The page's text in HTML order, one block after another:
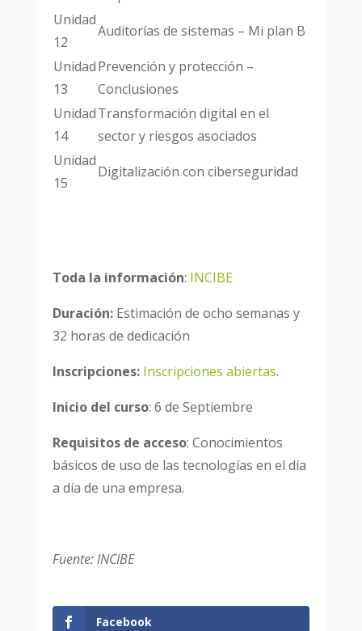
Unidad
12
Auditorías de sistemas – Mi plan B
Unidad
13
Prevención y protección –
Conclusiones
Unidad
14
Transformación digital en el
sector y riesgos asociados
Unidad
15
Digitalización con ciberseguridad
Toda la información: INCIBE
Duración:Estimación de ocho semanas y
32 horas de dedicación
Inscripciones: Inscripciones abiertas.
Inicio del curso: 6 de Septiembre
Requisitos de acceso: Conocimientos
básicos de uso de las tecnologías en el día
a día de una empresa.
Fuente: INCIBE
Facebook